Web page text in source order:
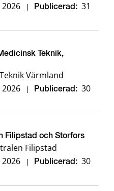
Publicerad: 31
Teknik,
Värmland
Publicerad: 30
Filipstad och Storfors
Filipstad
Publicerad: 30